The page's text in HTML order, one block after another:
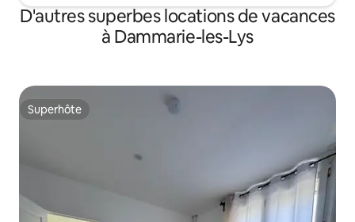
D'autres superbes locations de vacances
à Dammarie-les-Lys
Superhôte
Superhôte